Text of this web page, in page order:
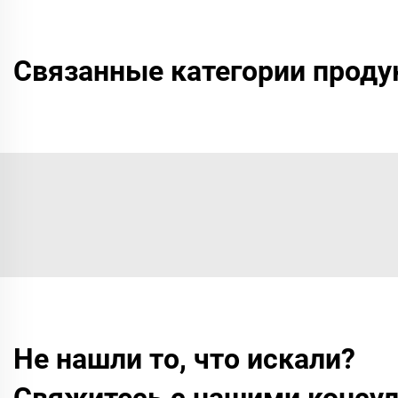
Связанные категории
Не нашли то, что искали?